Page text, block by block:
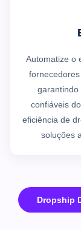
Automatize o
confiáveis
eficiência de
soluções
Dropship